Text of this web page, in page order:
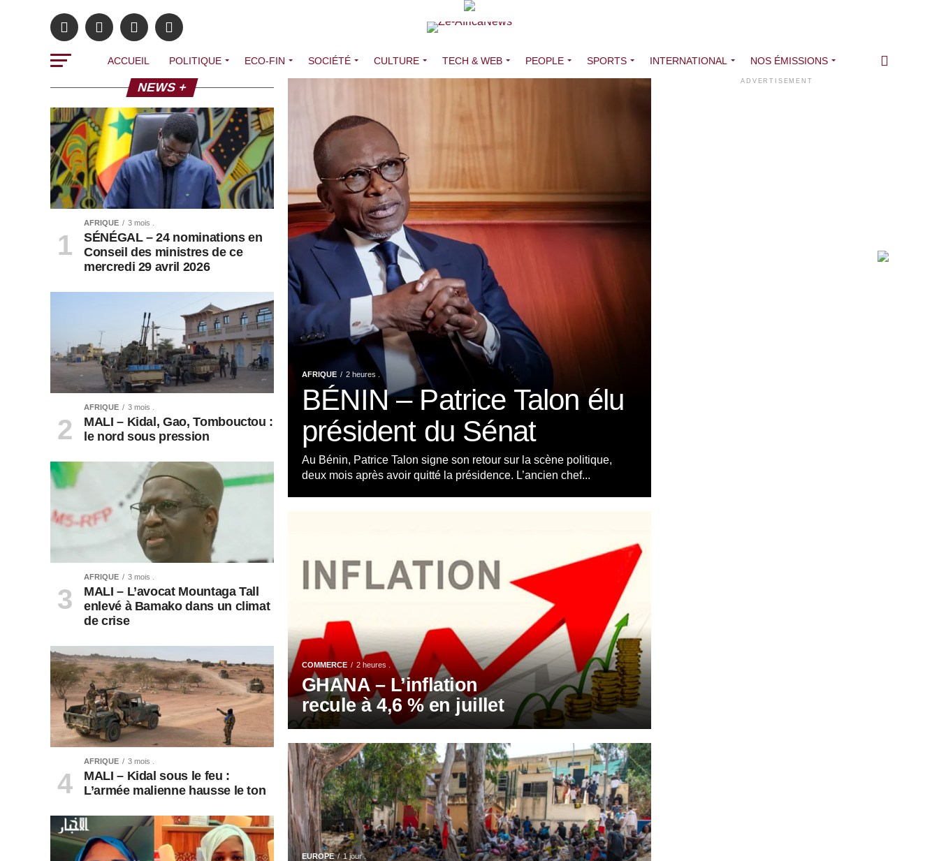
ACCUEIL POLITIQUE ECO-FIN SOCIÉTÉ CULTURE TECH & WEB PEOPLE SPORTS INTERNATIONAL NOS ÉMISSIONS
AFRIQUE 2 heures .
BÉNIN – Patrice Talon élu
président du Sénat
Au Bénin, Patrice Talon signe son retour sur la scène politique,
deux mois après avoir quitté la présidence. L’ancien chef...
COMMERCE 2 heures .
GHANA – L’inflation
recule à 4,6 % en juillet
EUROPE 1 jour .
NEWS +
AFRIQUE 3 mois .
SÉNÉGAL – 24 nominations en
Conseil des ministres de ce
mercredi 29 avril 2026
AFRIQUE 3 mois .
MALI – Kidal, Gao, Tombouctou :
le nord sous pression
AFRIQUE 3 mois .
MALI – L’avocat Mountaga Tall
enlevé à Bamako dans un climat
de crise
AFRIQUE 3 mois .
MALI – Kidal sous le feu :
L’armée malienne hausse le ton
ADVERTISEMENT